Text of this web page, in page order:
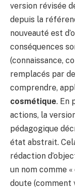
version révisée
depuis la
nouveauté est
conséquences
(connaissance,
remplacés par
comprendre,
cosmétique. En
actions, la
pédagogique
état abstrait.
rédaction
un nom comme
doute (comment